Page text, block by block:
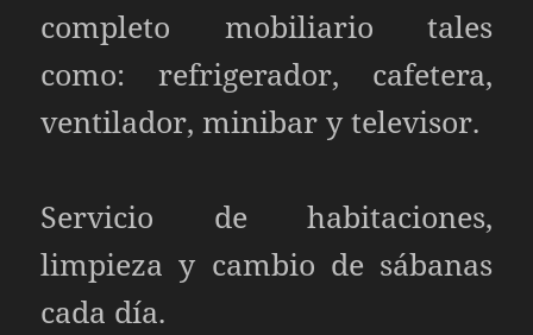
completo mobiliario tales
como: refrigerador, cafetera,
ventilador, minibar y televisor.
Servicio de habitaciones,
limpieza y cambio de sábanas
cada día.